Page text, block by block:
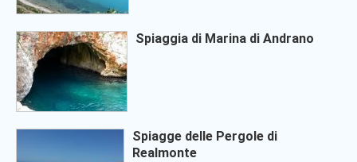
Spiaggia di Marina di Andrano
Spiagge delle Pergole di
Realmonte